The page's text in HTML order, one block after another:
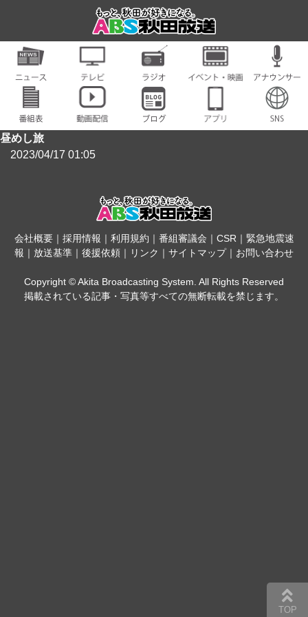
昼めし旅
2023/04/17 01:05
会社概要｜ 採用情報 ｜ 利用規約 ｜ 番組審議会 ｜ CSR｜ 緊急地震速
報 ｜ 放送基準 ｜ 後援依頼 ｜ リンク ｜ サイトマップ｜ お問い合わせ
Copyright © Akita Broadcasting System. All Rights Reserved
掲載されている記事・写真等すべての無断転載を禁じます。